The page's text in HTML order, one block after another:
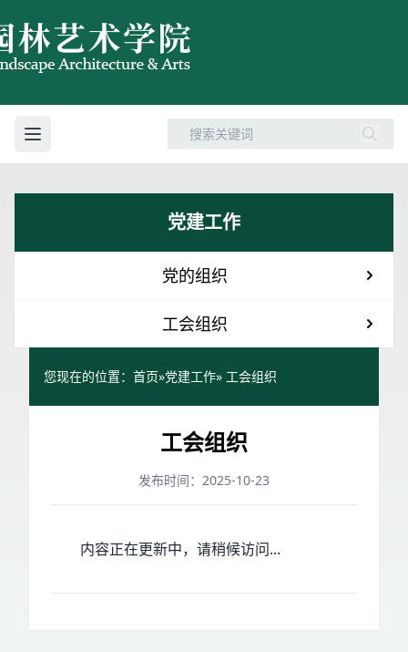
党建工作
党的组织
工会组织
您现在的位置： 首页»党建工作» 工会组织
工会组织
发布时间：2025-10-23
内容正在更新中，请稍候访问...